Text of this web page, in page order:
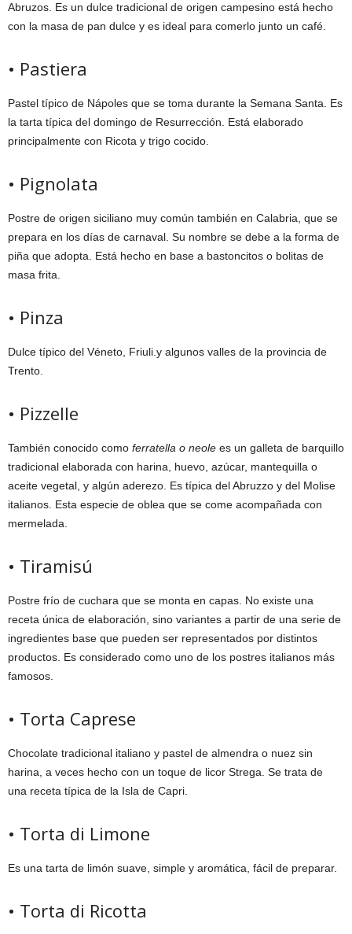
Abruzos. Es un dulce tradicional de origen campesino está hecho
con la masa de pan dulce y es ideal para comerlo junto un café.
• Pastiera
Pastel típico de Nápoles que se toma durante la Semana Santa. Es
la tarta típica del domingo de Resurrección. Está elaborado
principalmente con Ricota y trigo cocido.
• Pignolata
Postre de origen siciliano muy común también en Calabria, que se
prepara en los días de carnaval. Su nombre se debe a la forma de
piña que adopta. Está hecho en base a bastoncitos o bolitas de
masa frita.
• Pinza
Dulce típico del Véneto, Friuli.y algunos valles de la provincia de
Trento.
• Pizzelle
También conocido como ferratella o neole es un galleta de barquillo
tradicional elaborada con harina, huevo, azúcar, mantequilla o
aceite vegetal, y algún aderezo. Es típica del Abruzzo y del Molise
italianos. Esta especie de oblea que se come acompañada con
mermelada.
• Tiramisú
Postre frío de cuchara que se monta en capas. No existe una
receta única de elaboración, sino variantes a partir de una serie de
ingredientes base que pueden ser representados por distintos
productos. Es considerado como uno de los postres italianos más
famosos.
• Torta Caprese
Chocolate tradicional italiano y pastel de almendra o nuez sin
harina, a veces hecho con un toque de licor Strega. Se trata de
una receta típica de la Isla de Capri.
• Torta di Limone
Es una tarta de limón suave, simple y aromática, fácil de preparar.
• Torta di Ricotta